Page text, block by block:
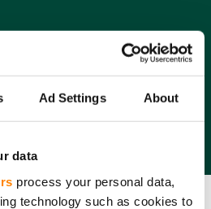
Ad Settings About
data
process your personal data,
technology such as cookies to
Oy